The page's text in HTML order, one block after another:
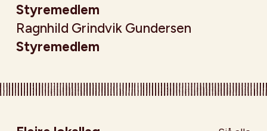
Styremedlem
Ragnhild Grindvik Gundersen
Styremedlem